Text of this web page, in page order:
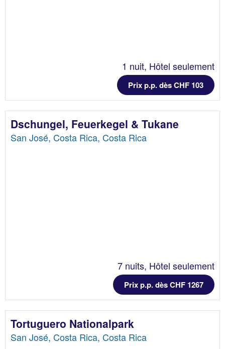
1 nuit, Hôtel seulement
Prix p.p. dès CHF 103
Dschungel, Feuerkegel & Tukane
San José, Costa Rica, Costa Rica
7 nuits, Hôtel seulement
Prix p.p. dès CHF 1267
Tortuguero Nationalpark
San José, Costa Rica, Costa Rica